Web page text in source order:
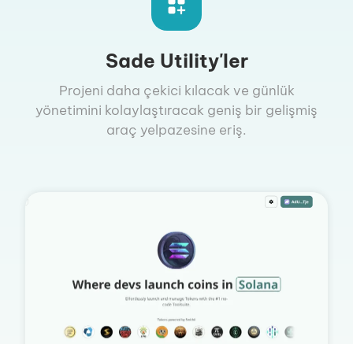
Sade Utility'ler
Projeni daha çekici kılacak ve günlük
yönetimini kolaylaştıracak geniş bir gelişmiş
araç yelpazesine eriş.